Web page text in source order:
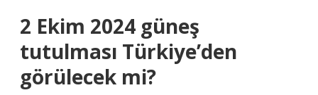
2 Ekim 2024 güneş
tutulması Türkiye’den
görülecek mi?